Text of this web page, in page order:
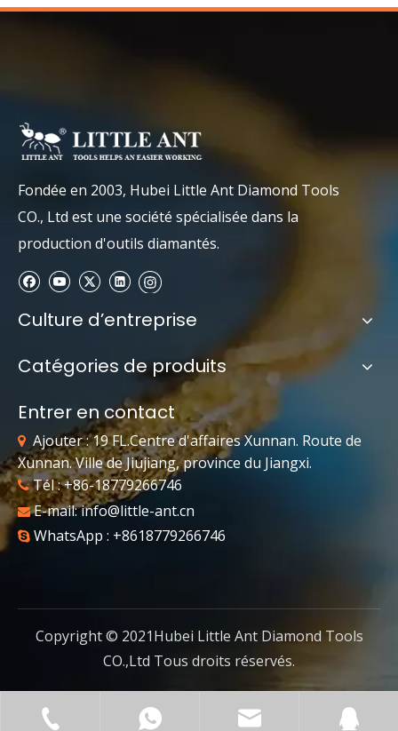
Fondée en 2003, Hubei Little Ant Diamond Tools
CO., Ltd est une société spécialisée dans la
production d'outils diamantés.
Culture d’entreprise
Catégories de produits
Entrer en contact
 Ajouter : 19 FL.Centre d'affaires Xunnan. Route de
Xunnan. Ville de Jiujiang, province du Jiangxi.
Tél : +86-18779266746
E-mail:info@little-ant.cn
 WhatsApp : +8618779266746
Copyright © 2021Hubei Little Ant Diamond Tools
CO.,Ltd Tous droits réservés.